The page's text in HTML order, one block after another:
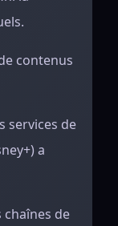
contenus
services de
a
de